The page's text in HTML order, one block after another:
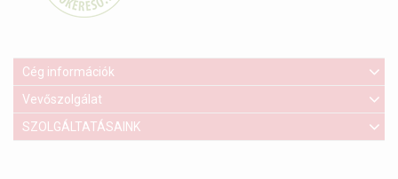
Cég információk
Vevőszolgálat
SZOLGÁLTATÁSAINK